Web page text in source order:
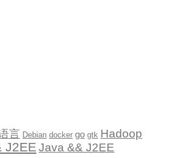
言 Debian docker go gtk Hadoop
J2EE Java && J2EE